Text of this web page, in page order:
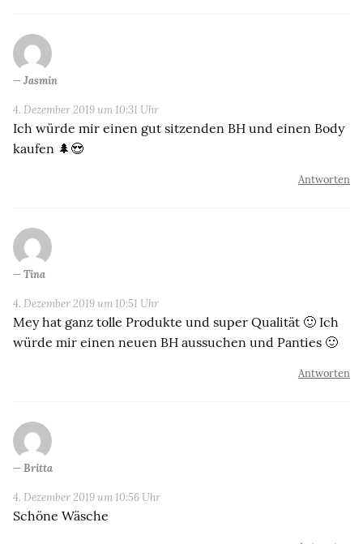
Jasmin
4. Dezember 2019 um 10:31 Uhr
Ich würde mir einen gut sitzenden BH und einen Body
kaufen 🌲😍
Antworten
Tina
4. Dezember 2019 um 10:51 Uhr
Mey hat ganz tolle Produkte und super Qualität 🙂 Ich
würde mir einen neuen BH aussuchen und Panties 🙂
Antworten
Britta
4. Dezember 2019 um 10:56 Uhr
Schöne Wäsche